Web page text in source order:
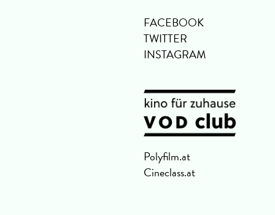
FACEBOOK
TWITTER
INSTAGRAM
Polyfilm.at
Cineclass.at